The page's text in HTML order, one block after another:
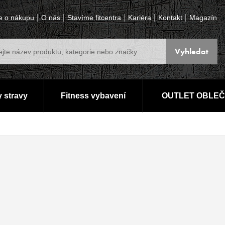
o nákupu O nás Stavíme fitcentra Kariéra Kontakt Magazín
stravy Fitness vybavení OUTLET